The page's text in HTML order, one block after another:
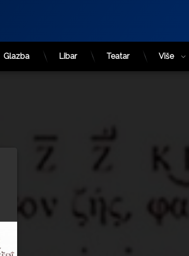
Glazba Libar Teatar Više